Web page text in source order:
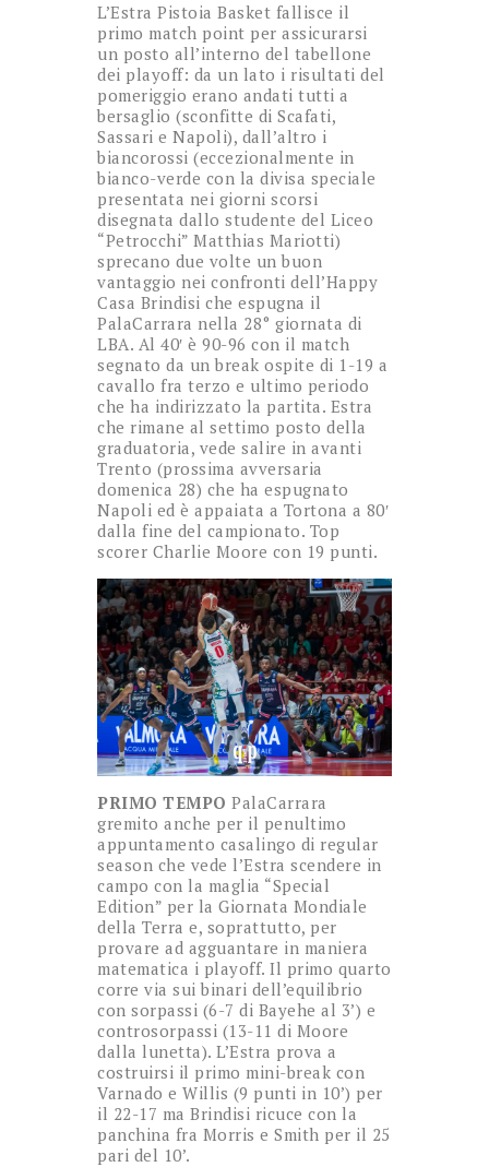
L’Estra Pistoia Basket fallisce il
primo match point per assicurarsi
un posto all’interno del tabellone
dei playoff: da un lato i risultati del
pomeriggio erano andati tutti a
bersaglio (sconfitte di Scafati,
Sassari e Napoli), dall’altro i
biancorossi (eccezionalmente in
bianco-verde con la divisa speciale
presentata nei giorni scorsi
disegnata dallo studente del Liceo
“Petrocchi” Matthias Mariotti)
sprecano due volte un buon
vantaggio nei confronti dell’Happy
Casa Brindisi che espugna il
PalaCarrara nella 28° giornata di
LBA. Al 40′ è 90-96 con il match
segnato da un break ospite di 1-19 a
cavallo fra terzo e ultimo periodo
che ha indirizzato la partita. Estra
che rimane al settimo posto della
graduatoria, vede salire in avanti
Trento (prossima avversaria
domenica 28) che ha espugnato
Napoli ed è appaiata a Tortona a 80′
dalla fine del campionato. Top
scorer Charlie Moore con 19 punti.
PRIMO TEMPO PalaCarrara
gremito anche per il penultimo
appuntamento casalingo di regular
season che vede l’Estra scendere in
campo con la maglia “Special
Edition” per la Giornata Mondiale
della Terra e, soprattutto, per
provare ad agguantare in maniera
matematica i playoff. Il primo quarto
corre via sui binari dell’equilibrio
con sorpassi (6-7 di Bayehe al 3’) e
controsorpassi (13-11 di Moore
dalla lunetta). L’Estra prova a
costruirsi il primo mini-break con
Varnado e Willis (9 punti in 10’) per
il 22-17 ma Brindisi ricuce con la
panchina fra Morris e Smith per il 25
pari del 10’.